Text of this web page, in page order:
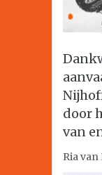
door
van
Ria